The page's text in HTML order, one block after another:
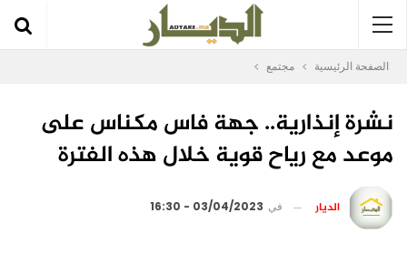
الصفحة الرئيسية مجتمع
نشرة إنذارية.. جهة فاس مكناس على
موعد مع رياح قوية خلال هذه الفترة
الديار في 03/04/2023 - 16:30